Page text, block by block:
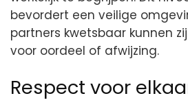
bevordert een veilige
partners kwetsbaar kunnen
voor oordeel of afwijzing.
Respect voor